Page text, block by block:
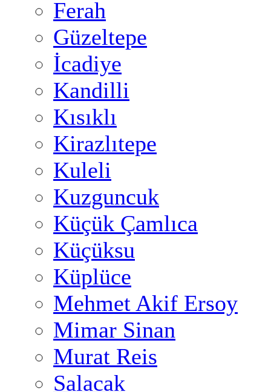
Ferah
Güzeltepe
İcadiye
Kandilli
Kısıklı
Kirazlıtepe
Kuleli
Kuzguncuk
Küçük Çamlıca
Küçüksu
Küplüce
Mehmet Akif Ersoy
Mimar Sinan
Murat Reis
Salacak